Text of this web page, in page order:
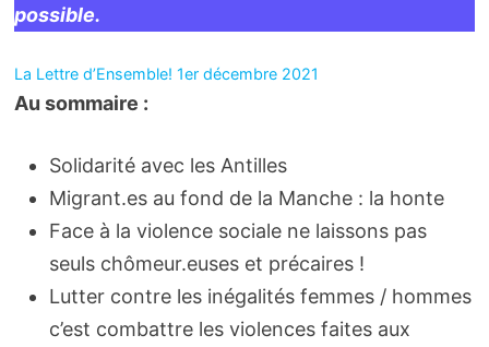
possible.
La Lettre d’Ensemble! 1er décembre 2021
Au sommaire :
Solidarité avec les Antilles
Migrant.es au fond de la Manche : la honte
Face à la violence sociale ne laissons pas
seuls chômeur.euses et précaires !
Lutter contre les inégalités femmes / hommes
c’est combattre les violences faites aux